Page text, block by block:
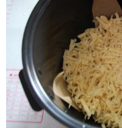
1 слой